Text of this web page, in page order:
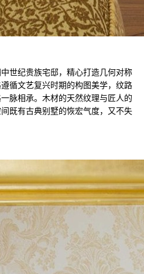
世纪贵族宅邸，精心打造几何对称
循文艺复兴时期的构图美学，纹路
脉相承。木材的天然纹理与匠人的
既有古典别墅的恢宏气度，又不失